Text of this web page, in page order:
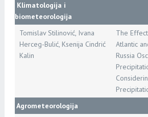
Klimatologija i
biometeorologija
Tomislav Stilinović, Ivana
Herceg-Bulić, Ksenija Cindrić
Kalin
The
Atlantic
Russia
Agrometeorologija